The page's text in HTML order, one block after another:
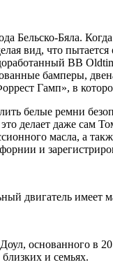
Бельско-Бяла.
вид, что
BB
бамперы,
Гамп», в
белые ремни
делает даже сам
масла, а
и
двигатель имеет
основанного в
близких и семьях.